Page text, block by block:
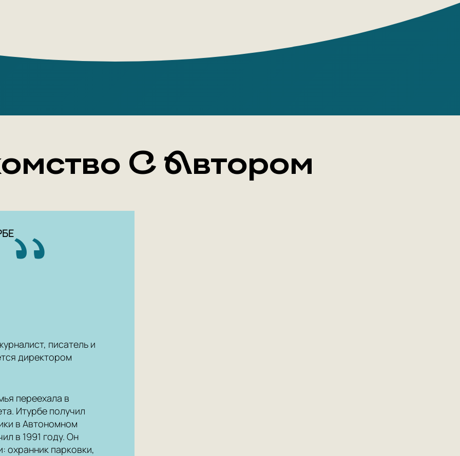
Publishing House: Popcorn Books
Number of pages: 704
С Автором
писатель и
директором
переехала в
Итурбе получил
в Автономном
в 1991 году. Он
охранник парковки,